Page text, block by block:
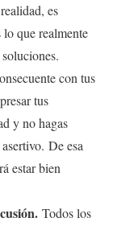
es
que realmente
con tus
tus
y no hagas
De esa
estar bien
Todos los